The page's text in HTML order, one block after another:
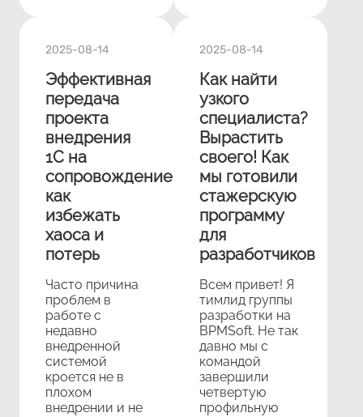
2025-08-14
Эффективная
передача
проекта
внедрения
1С на
сопровождение:
как
избежать
хаоса и
потерь
Часто причина
проблем в
работе с
недавно
внедренной
системой
кроется не в
плохом
внедрении и не
2025-08-14
Как найти
узкого
специалиста?
Вырастить
своего! Как
мы готовили
стажерскую
программу
для
разработчиков
Всем привет! Я
тимлид группы
разработки на
BPMSoft. Не так
давно мы с
командой
завершили
четвертую
профильную